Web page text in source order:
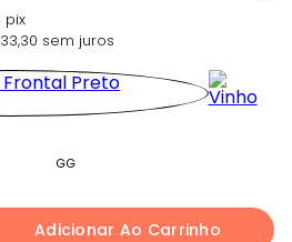
33,30 sem juros
GG
Adicionar Ao Carrinho